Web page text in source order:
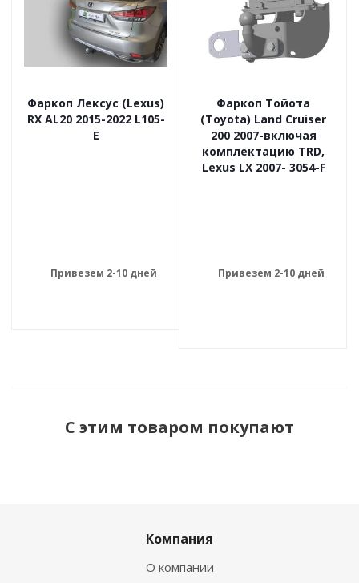
Фаркоп Лексус (Lexus)
RX AL20 2015-2022 L105-
E
Привезем 2-10 дней
Фаркоп Тойота
(Toyota) Land Cruiser
200 2007-включая
комплектацию TRD,
Lexus LX 2007- 3054-F
Привезем 2-10 дней
С этим товаром покупают
Компания
О компании